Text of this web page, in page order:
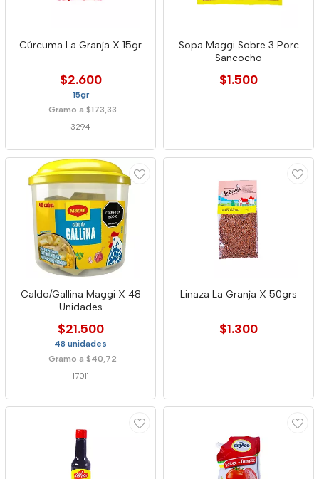
Cúrcuma La Granja X 15gr
$2.600
15gr
Gramo a $173,33
3294
Sopa Maggi Sobre 3 Porc
Sancocho
$1.500
Caldo/Gallina Maggi X 48
Unidades
$21.500
48 unidades
Gramo a $40,72
17011
Linaza La Granja X 50grs
$1.300